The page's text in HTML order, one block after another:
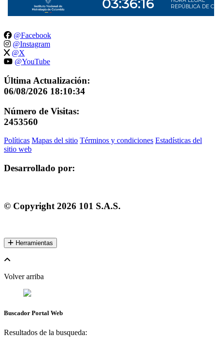
@Facebook
@Instagram
@X
@YouTube
Última Actualización:
06/08/2026 18:10:34
Número de Visitas:
2453560
Políticas Mapas del sitio Términos y condiciones Estadísticas del
sitio web
Desarrollado por:
© Copyright 2026 101 S.A.S.
Herramientas
Volver arriba
Buscador Portal Web
Resultados de la busqueda: